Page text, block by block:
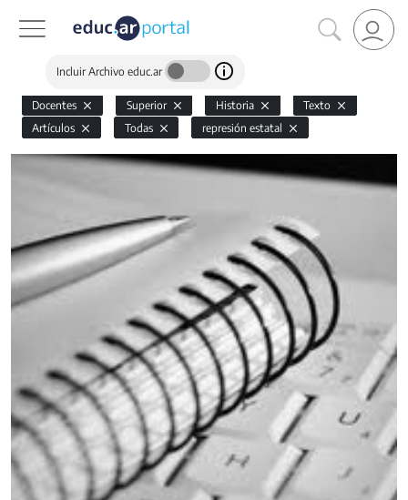
Incluir Archivo educ.ar
Docentes Superior Historia
Texto
Artículos
Todas represión estatal